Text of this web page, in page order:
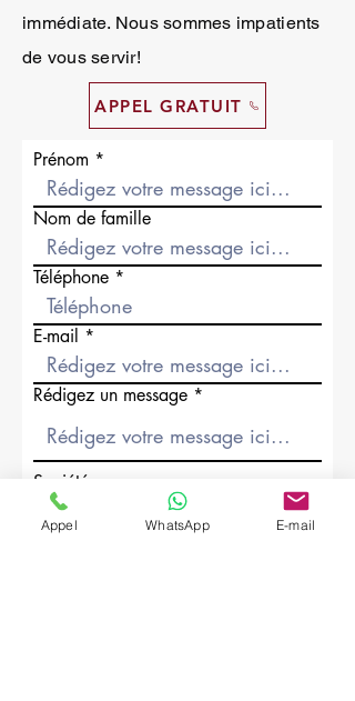
immédiate. Nous sommes impatients
de vous servir!
APPEL GRATUIT
Prénom
Nom de famille
Téléphone
E-mail
Rédigez un message
Société
Appel WhatsApp E-mail